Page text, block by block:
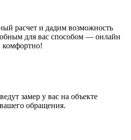
расчет и дадим возможность
для вас способом — онлайн
комфортно!
замер у вас на объекте
обращения.